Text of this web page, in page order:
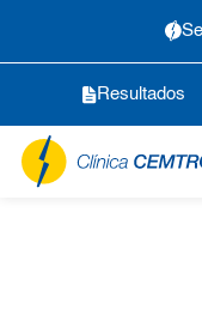
Resultados